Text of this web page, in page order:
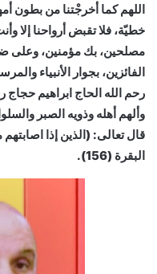
اللهم كما أخرجْتنا من بطون
خطيّة، فلا تقبض أرواحنا إلا
مصلحين، بك مؤمنين، وعلى
الفائزين، بجوار الأنبياء
رحم الله الحاج ابراهيم
وألهم أهله وذويه الصبر
قال تعالى: (الذين إذا اصابتهم
البقرة (156).